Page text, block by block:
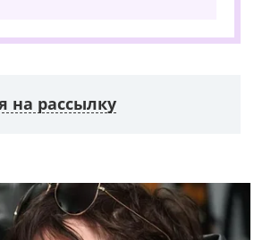
на рассылку